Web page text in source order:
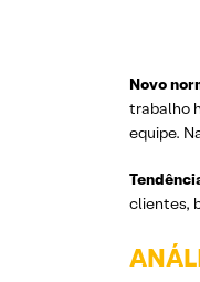
Novo
trabalho
equipe.
clientes,